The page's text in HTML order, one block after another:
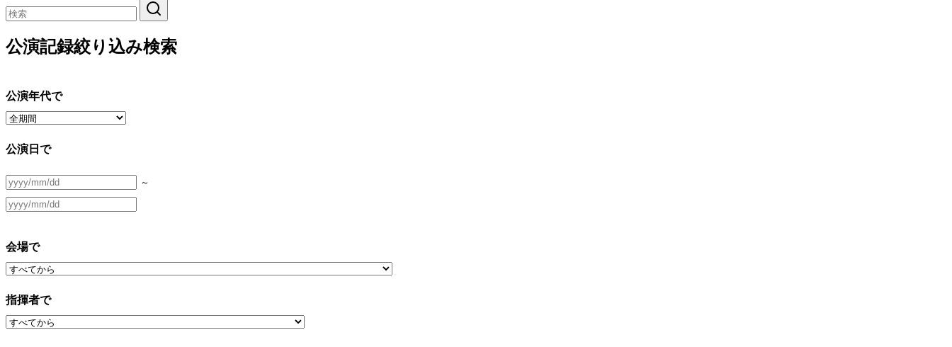
公演記録絞り込み検索
公演年代で
公演日で
～
会場で
指揮者で